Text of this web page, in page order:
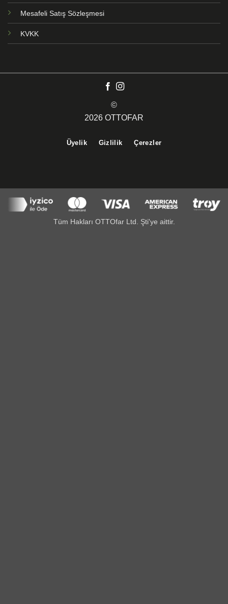
Mesafeli Satış Sözleşmesi
KVKK
©
2026 OTTOFAR
Üyelik Gizlilik Çerezler
Tüm Hakları OTTOfar Ltd. Şti'ye aittir.